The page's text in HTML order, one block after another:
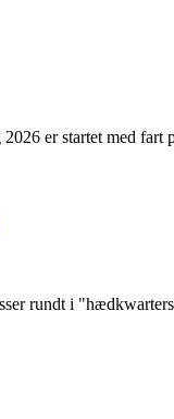
er startet med fart
rundt i